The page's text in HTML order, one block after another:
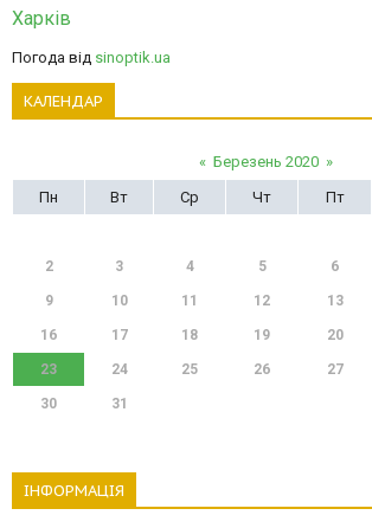
Харків
Погода від sinoptik.ua
КАЛЕНДАР
« Березень 2020 »
Пн
Вт Ср Чт Пт
2 3 4 5 6
9 10 11 12 13
16 17 18 19 20
23 24 25 26 27
30 31
ІНФОРМАЦІЯ